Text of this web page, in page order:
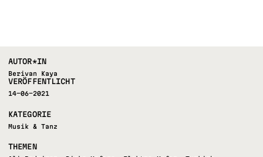
AUTOR*IN
Berivan Kaya
VERÖFFENTLICHT
14-06-2021
KATEGORIE
Musik & Tanz
THEMEN